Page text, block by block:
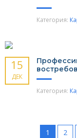
Категория:
15
ДЕК
Категория:
1 2